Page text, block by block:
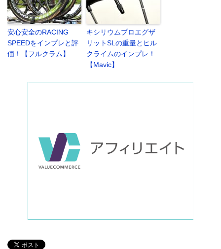
安心安全のRACING
SPEEDをインプレと評
価！【フルクラム】
キシリウムプロエグザ
リットSLの重量とヒル
クライムのインプレ！
【Mavic】